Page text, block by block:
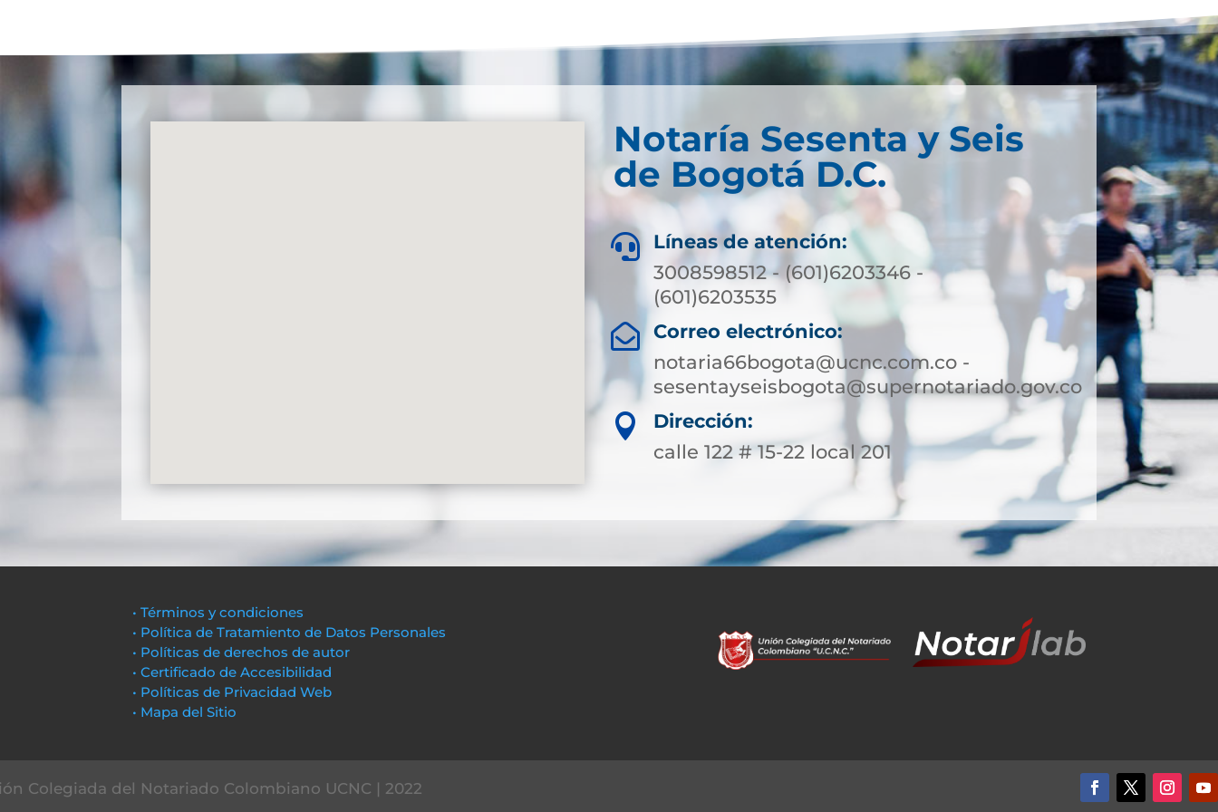
Notaría Sesenta y Seis
de Bogotá D.C.

Líneas de atención:
3008598512 - (601)6203346 -
(601)6203535

Correo electrónico:
notaria66bogota@ucnc.com.co -
sesentayseisbogota@supernotariado.gov.co

Dirección:
calle 122 # 15-22 local 201
• Términos y condiciones
• Política de Tratamiento de Datos Personales
• Políticas de derechos de autor
• Certificado de Accesibilidad
• Políticas de Privacidad Web
• Mapa del Sitio
Colegiada del Notariado Colombiano UCNC | 2022